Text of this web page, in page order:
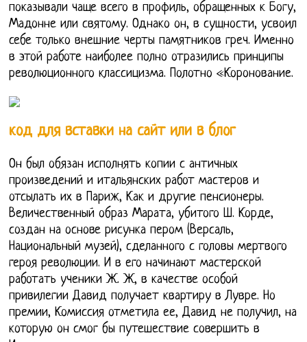
показывали чаще всего в профиль, обращенных к Богу,
Мадонне или святому. Однако он, в сущности, усвоил
себе только внешние черты памятников греч. Именно
в этой работе наиболее полно отразились принципы
революционного классицизма. Полотно «Коронование.
код для вставки на сайт или в блог
Он был обязан исполнять копии с античных
произведений и итальянских работ мастеров и
отсылать их в Париж, Как и другие пенсионеры.
Величественный образ Марата, убитого Ш. Корде,
создан на основе рисунка пером (Версаль,
Национальный музей), сделанного с головы мертвого
героя революции. И в его начинают мастерской
работать ученики Ж. Ж, в качестве особой
привилегии Давид получает квартиру в Лувре. Но
премии, Комиссия отметила ее, Давид не получил, на
которую он смог бы путешествие совершить в